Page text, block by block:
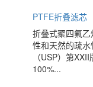
PTFE折叠滤芯
折叠式聚四氟
性和天然的疏
（USP）第
100%...